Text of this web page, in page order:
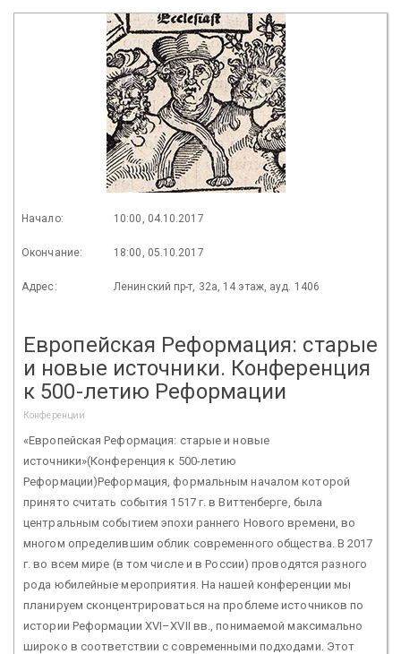
Начало: 10:00, 04.10.2017
Окончание: 18:00, 05.10.2017
Адрес: Ленинский пр-т, 32а, 14 этаж, ауд. 1406
Европейская Реформация: старые
и новые источники. Конференция
к 500-летию Реформации
Конференции
«Европейская Реформация: старые и новые
источники»(Конференция к 500-летию
Реформации)Реформация, формальным началом которой
принято считать события 1517 г. в Виттенберге, была
центральным событием эпохи раннего Нового времени, во
многом определившим облик современного общества. В 2017
г. во всем мире (в том числе и в России) проводятся разного
рода юбилейные мероприятия. На нашей конференции мы
планируем сконцентрироваться на проблеме источников по
истории Реформации XVI–XVII вв., понимаемой максимально
широко в соответствии с современными подходами. Этот